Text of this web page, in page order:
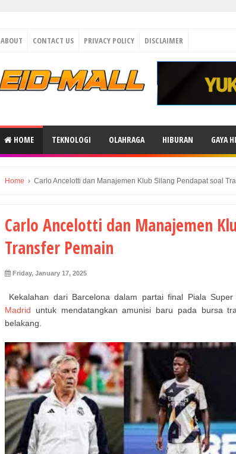
ABOUT CONTACT US PRIVACY POLICY DISCLAIMER
HOME TEKNOLOGI OLAHRAGA HIBURAN GAYA
Home › Carlo Ancelotti dan Manajemen Klub Silang Pendapat soal
Carlo Ancelotti dan Manajemen
Transfer Pemain
Friday, January 17, 2025
Kekalahan dari Barcelona dalam partai final Piala
Madrid untuk mendatangkan amunisi baru pada bursa
belakang.